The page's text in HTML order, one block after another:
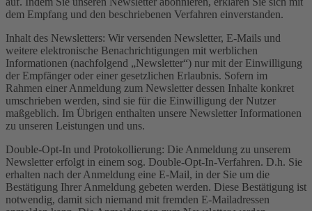
dem Empfang und den beschriebenen Verfahren einverstanden.
Inhalt des Newsletters: Wir versenden Newsletter, E-Mails und
weitere elektronische Benachrichtigungen mit werblichen
Informationen (nachfolgend „Newsletter“) nur mit der Einwilligung
der Empfänger oder einer gesetzlichen Erlaubnis. Sofern im
Rahmen einer Anmeldung zum Newsletter dessen Inhalte konkret
umschrieben werden, sind sie für die Einwilligung der Nutzer
maßgeblich. Im Übrigen enthalten unsere Newsletter Informationen
zu unseren Leistungen und uns.
Double-Opt-In und Protokollierung: Die Anmeldung zu unserem
Newsletter erfolgt in einem sog. Double-Opt-In-Verfahren. D.h. Sie
erhalten nach der Anmeldung eine E-Mail, in der Sie um die
Bestätigung Ihrer Anmeldung gebeten werden. Diese Bestätigung ist
notwendig, damit sich niemand mit fremden E-Mailadressen